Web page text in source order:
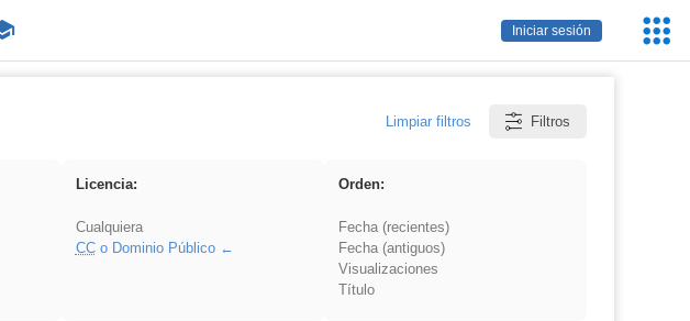
Iniciar sesión
Limpiar filtros Filtros
Licencia:
Cualquiera
CCo Dominio Público
Orden:
Fecha (recientes)
Fecha (antiguos)
Visualizaciones
Título